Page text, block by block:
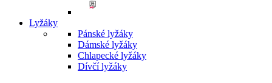
Lyžáky
Pánské lyžáky
Dámské lyžáky
Chlapecké lyžáky
Dívčí lyžáky